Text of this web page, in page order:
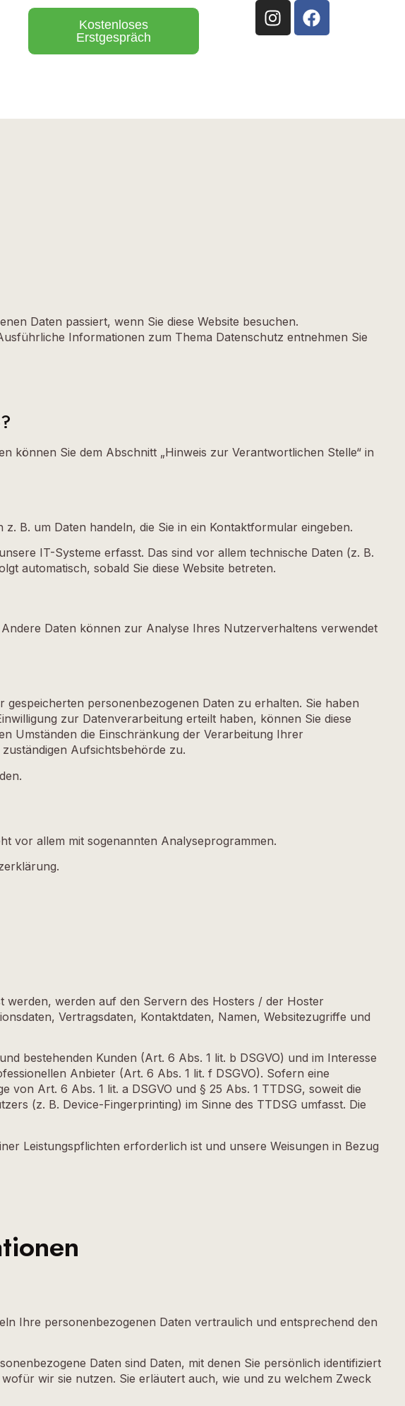
Kostenloses
Erstgespräch
Daten passiert, wenn Sie diese Website besuchen.
Informationen zum Thema Datenschutz entnehmen Sie
können Sie dem Abschnitt „Hinweis zur Verantwortlichen Stelle“ in
B. um Daten handeln, die Sie in ein Kontaktformular eingeben.
IT-Systeme erfasst. Das sind vor allem technische Daten (z. B.
automatisch, sobald Sie diese Website betreten.
Daten können zur Analyse Ihres Nutzerverhaltens verwendet
personenbezogenen Daten zu erhalten. Sie haben
zur Datenverarbeitung erteilt haben, können Sie diese
Umständen die Einschränkung der Verarbeitung Ihrer
Aufsichtsbehörde zu.
vor allem mit sogenannten Analyseprogrammen.
werden, werden auf den Servern des Hosters / der Hoster
Vertragsdaten, Kontaktdaten, Namen, Websitezugriffe und
bestehenden Kunden (Art. 6 Abs. 1 lit. b DSGVO) und im Interesse
Anbieter (Art. 6 Abs. 1 lit. f DSGVO). Sofern eine
Art. 6 Abs. 1 lit. a DSGVO und § 25 Abs. 1 TTDSG, soweit die
(z. B. Device-Fingerprinting) im Sinne des TTDSG umfasst. Die
Leistungspflichten erforderlich ist und unsere Weisungen in Bezug
Ihre personenbezogenen Daten vertraulich und entsprechend den
Daten sind Daten, mit denen Sie persönlich identifiziert
wir sie nutzen. Sie erläutert auch, wie und zu welchem Zweck